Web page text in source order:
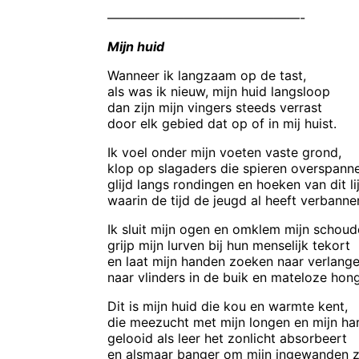
———————————————-
Mijn huid
Wanneer ik langzaam op de tast,
als was ik nieuw, mijn huid langsloop
dan zijn mijn vingers steeds verrast
door elk gebied dat op of in mij huist.
Ik voel onder mijn voeten vaste grond,
klop op slagaders die spieren
glijd langs rondingen en hoeken van dit
waarin de tijd de jeugd al heeft
Ik sluit mijn ogen en omklem mijn
grijp mijn lurven bij hun menselijk tekort
en laat mijn handen zoeken naar
naar vlinders in de buik en mateloze
Dit is mijn huid die kou en warmte kent,
die meezucht met mijn longen en mijn
gelooid als leer het zonlicht absorbeert
en alsmaar banger om mijn ingewanden